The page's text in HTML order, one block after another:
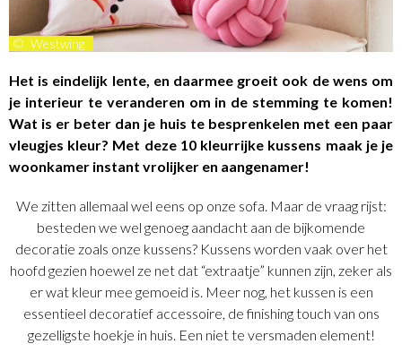
© Westwing
Het is eindelijk lente, en daarmee groeit ook de wens om
je interieur te veranderen om in de stemming te komen!
Wat is er beter dan je huis te besprenkelen met een paar
vleugjes kleur? Met deze 10 kleurrijke kussens maak je je
woonkamer instant vrolijker en aangenamer!
We zitten allemaal wel eens op onze sofa. Maar de vraag rijst:
besteden we wel genoeg aandacht aan de bijkomende
decoratie zoals onze kussens? Kussens worden vaak over het
hoofd gezien hoewel ze net dat “extraatje” kunnen zijn, zeker als
er wat kleur mee gemoeid is. Meer nog, het kussen is een
essentieel decoratief accessoire, de finishing touch van ons
gezelligste hoekje in huis. Een niet te versmaden element!